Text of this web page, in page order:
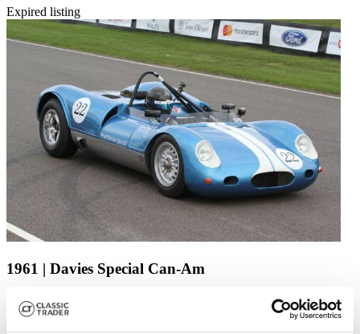
Expired listing
1961 | Davies Special Can-Am
++ www.getyourclassic.com ++ 24/7 Online Auktionen ++ gratis
Anmeldung ++